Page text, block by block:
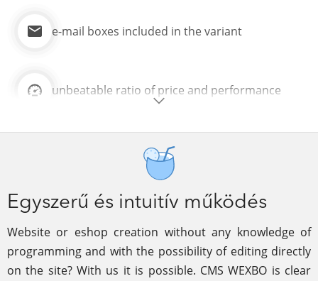
e-mail boxes included in the variant
unbeatable ratio of price and performance
Egyszerű és intuitív működés
Website or eshop creation without any knowledge of
programming and with the possibility of editing directly
on the site? With us it is possible. CMS WEXBO is clear